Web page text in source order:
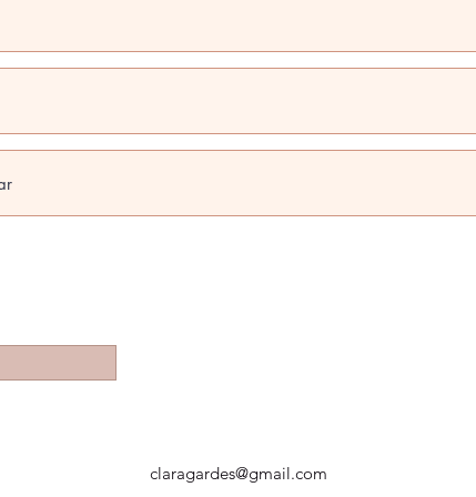
claragardes@gmail.com